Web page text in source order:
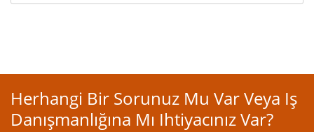
Herhangi Bir Sorunuz Mu Var Veya Iş
Danışmanlığına Mı Ihtiyacınız Var?